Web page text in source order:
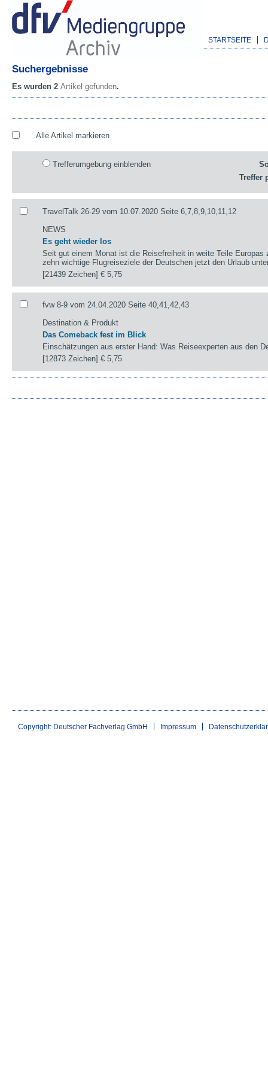
STARTSEITE
Suchergebnisse
Es wurden 2 Artikel gefunden.
Alle Artikel markieren
Trefferumgebung einblenden
Treffer
TravelTalk 26-29 vom 10.07.2020 Seite 6,7,8,9,10,11,12
NEWS
Es geht wieder los
Seit gut einem Monat ist die Reisefreiheit in weite Teile
zehn wichtige Flugreiseziele der Deutschen jetzt den Urlaub
[21439 Zeichen]€ 5,75
fvw 8-9 vom 24.04.2020 Seite 40,41,42,43
Destination & Produkt
Das Comeback fest im Blick
Einschätzungen aus erster Hand: Was Reiseexperten aus den
[12873 Zeichen]€ 5,75
Copyright: Deutscher Fachverlag GmbH Impressum